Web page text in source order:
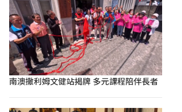
南澳撒利姆文健站揭牌 多元課程陪伴長者